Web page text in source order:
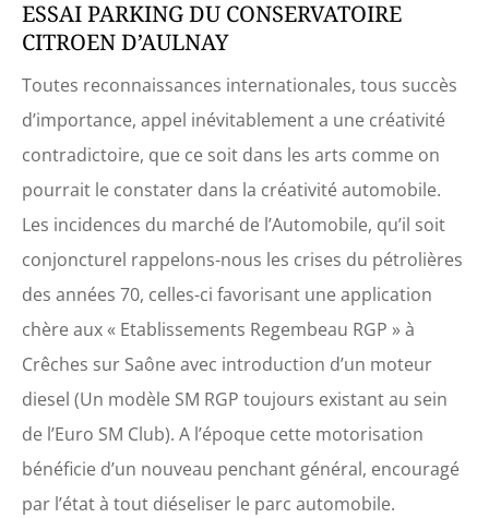
ESSAI PARKING DU CONSERVATOIRE
CITROEN D’AULNAY
Toutes reconnaissances internationales, tous succès
d’importance, appel inévitablement a une créativité
contradictoire, que ce soit dans les arts comme on
pourrait le constater dans la créativité automobile.
Les incidences du marché de l’Automobile, qu’il soit
conjoncturel rappelons-nous les crises du pétrolières
des années 70, celles-ci favorisant une application
chère aux « Etablissements Regembeau RGP » à
Crêches sur Saône avec introduction d’un moteur
diesel (Un modèle SM RGP toujours existant au sein
de l’Euro SM Club). A l’époque cette motorisation
bénéficie d’un nouveau penchant général, encouragé
par l’état à tout diéseliser le parc automobile.